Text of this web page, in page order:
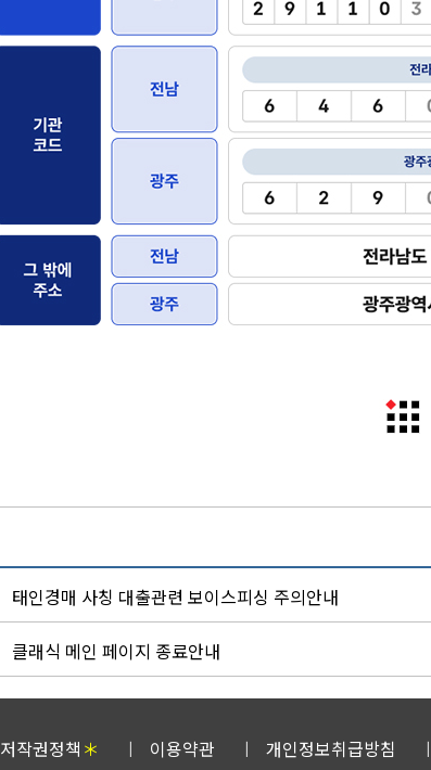
태인경매 사칭 대출관련 보이스피싱 주의안내
클래식 메인 페이지 종료안내
저작권정책 ＊ 이용약관 개인정보취급방침